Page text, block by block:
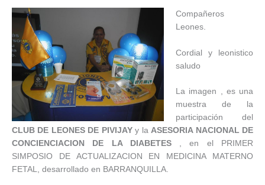
Compañeros
Leones.
Cordial y leonistico
saludo
La imagen , es una
muestra de la
participación del
CLUB DE LEONES DE PIVIJAYy laASESORIA NACIONAL DE
CONCIENCIACION DE LA DIABETES, en el PRIMER
SIMPOSIO DE ACTUALIZACION EN MEDICINA MATERNO
FETAL, desarrollado en BARRANQUILLA.